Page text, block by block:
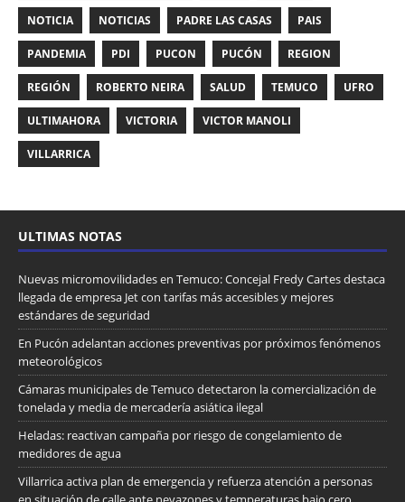
NOTICIA NOTICIAS PADRE LAS CASAS PAIS
PANDEMIA PDI PUCON PUCÓN REGION
REGIÓN ROBERTO NEIRA SALUD TEMUCO UFRO
ULTIMAHORA VICTORIA VICTOR MANOLI
VILLARRICA
ULTIMAS NOTAS
Nuevas micromovilidades en Temuco: Concejal Fredy Cartes destaca
llegada de empresa Jet con tarifas más accesibles y mejores
estándares de seguridad
En Pucón adelantan acciones preventivas por próximos fenómenos
meteorológicos
Cámaras municipales de Temuco detectaron la comercialización de
tonelada y media de mercadería asiática ilegal
Heladas: reactivan campaña por riesgo de congelamiento de
medidores de agua
Villarrica activa plan de emergencia y refuerza atención a personas